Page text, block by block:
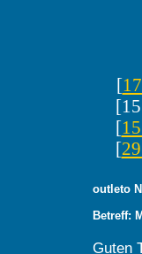
[
[
[
outleto
Betreff:
Guten